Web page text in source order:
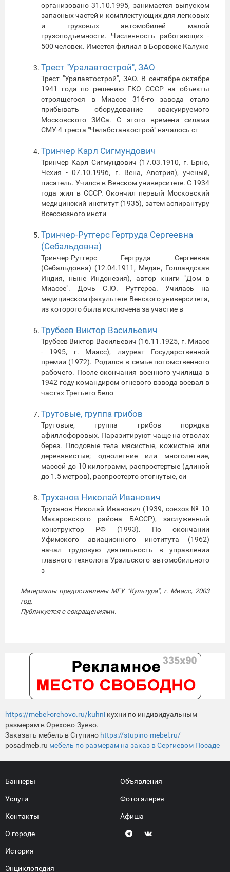
организовано 31.10.1995, занимается выпуском
запасных частей и комплектующих для легковых
и грузовых автомобилей малой
грузоподъемности. Численность работающих -
500 человек. Имеется филиал в Боровске Калужс
Трест "Уралавтострой", ЗАО
Трест "Уралавтострой", ЗАО. В сентябре-октябре
1941 года по решению ГКО СССР на объекты
строящегося в Миассе 316-го завода стало
прибывать оборудование эвакуируемого
Московского ЗИСа. С этого времени силами
СМУ-4 треста "Челябстанкострой" началось ст
Тринчер Карл Сигмундович
Тринчер Карл Сигмундович (17.03.1910, г. Брно,
Чехия - 07.10.1996, г. Вена, Австрия), ученый,
писатель. Учился в Венском университете. С 1934
года жил в СССР. Окончил первый Московский
медицинский институт (1935), затем аспирантуру
Всесоюзного инсти
Тринчер-Рутгерс Гертруда Сергеевна
(Себальдовна)
Тринчер-Рутгерс Гертруда Сергеевна
(Себальдовна) (12.04.1911, Медан, Голландская
Индия, ныне Индонезия), автор книги "Дом в
Миассе". Дочь С.Ю. Рутгерса. Училась на
медицинском факультете Венского университета,
из которого была исключена за участие в
Трубеев Виктор Васильевич
Трубеев Виктор Васильевич (16.11.1925, г. Миасс
- 1995, г. Миасс), лауреат Государственной
премии (1972). Родился в семье потомственного
рабочего. После окончания военного училища в
1942 году командиром огневого взвода воевал в
частях Третьего Бело
Трутовые, группа грибов
Трутовые, группа грибов порядка
афиллофоровых. Паразитируют чаще на стволах
берез. Плодовые тела мясистые, кожистые или
деревянистые; однолетние или многолетние,
массой до 10 килограмм, распростертые (длиной
до 1.5 метров), распростерто отогнутые, си
Труханов Николай Иванович
Труханов Николай Иванович (1939, совхоз № 10
Макаровского района БАССР), заслуженный
конструктор РФ (1993). По окончании
Уфимского авиационного института (1962)
начал трудовую деятельность в управлении
главного технолога Уральского автомобильного
з
Материалы предоставлены МГУ "Культура", г. Миасс, 2003
год.
Публикуется с сокращениями.
https://mebel-orehovo.ru/kuhni кухни по индивидуальным
размерам в Орехово-Зуево.
Заказать мебель в Ступино https://stupino-mebel.ru/
posadmeb.ru мебель по размерам на заказ в Сергиевом Посаде
Баннеры
Услуги
Контакты
О городе
История
Энциклопедия
Объявления
Фотогалерея
Афиша